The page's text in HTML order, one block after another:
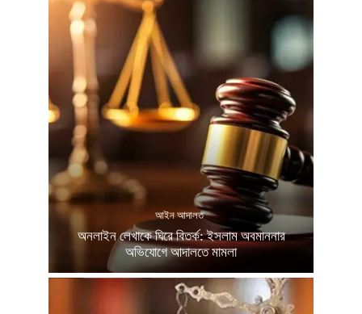
আইন আদালত
অনলাইন লেখাকে ঘিরে বিতর্ক: ইসলাম অবমাননার
অভিযোগে আদালতে মামলা